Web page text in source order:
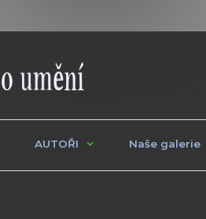
AUTOŘI Naše galerie